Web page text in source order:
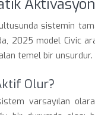
Aktivasyon
sistemin
2025 model Civic
temel bir unsurdur.
Olur?
varsayılan